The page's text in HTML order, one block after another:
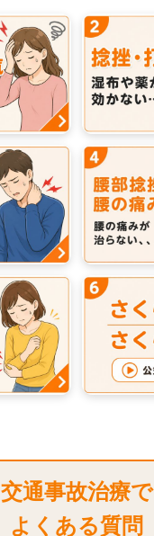
交通事故治療で
よくある質問